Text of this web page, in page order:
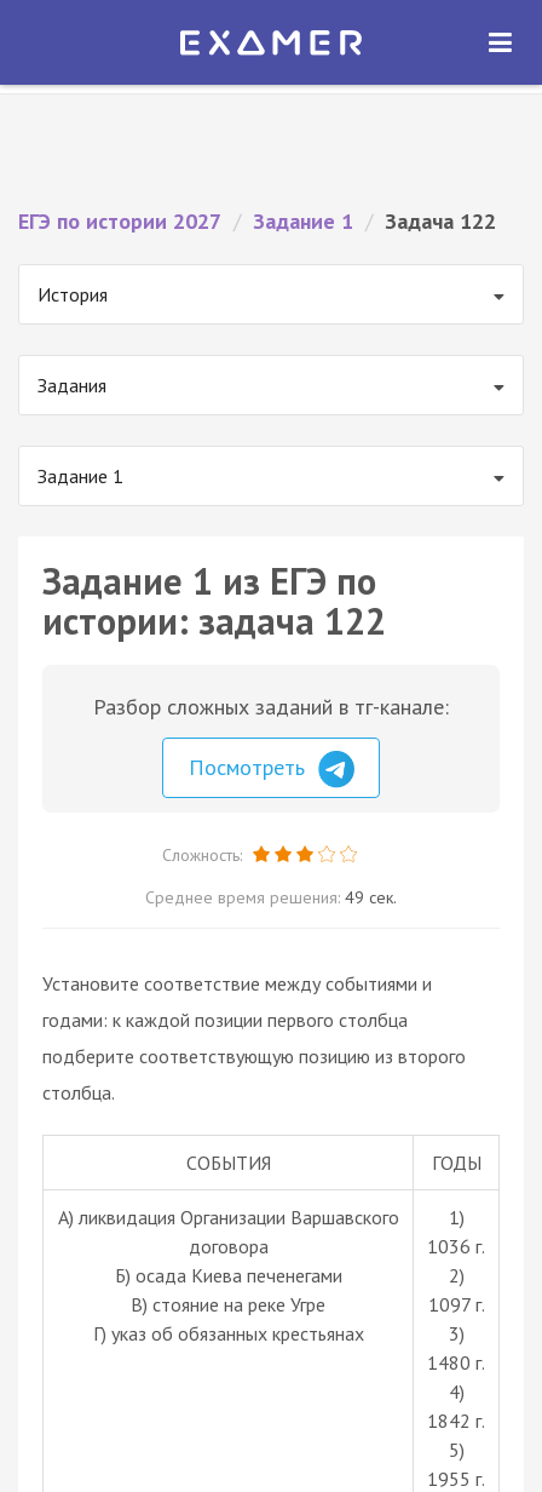
Экзамер — ЕГЭ 2027
ОТКРЫТЬ
ЕГЭ по истории 2027 / Задание 1 / Задача 122
История
Задания
Задание 1
Задание 1 из ЕГЭ по
истории: задача 122
Разбор сложных заданий в тг-канале:
Посмотреть
Сложность:
Среднее время решения: 49 сек.
Установите соответствие между событиями и
годами: к каждой позиции первого столбца
подберите соответствующую позицию из второго
столбца.
СОБЫТИЯ ГОДЫ
A) ликвидация Организации Варшавского
договора
Б) осада Киева печенегами
В) стояние на реке Угре
Г) указ об обязанных крестьянах
1)
1036 г.
2)
1097 г.
3)
1480 г.
4)
1842 г.
5)
1955 г.